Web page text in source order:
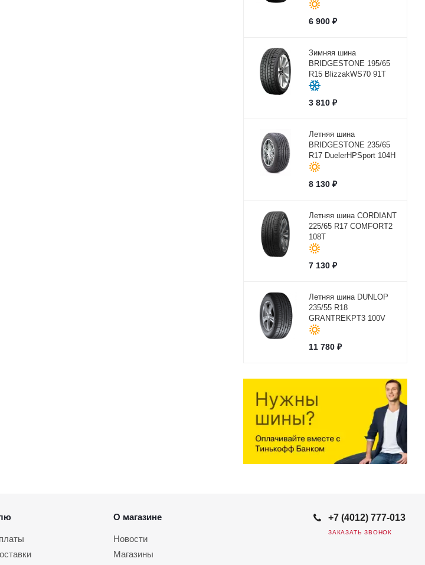
6 900₽
Зимняя шина
BRIDGESTONE 195/65
R15 BlizzakWS70 91T
3 810₽
Летняя шина
BRIDGESTONE 235/65
R17 DuelerHPSport 104H
8 130₽
Летняя шина CORDIANT
225/65 R17 COMFORT2
108T
7 130₽
Летняя шина DUNLOP
235/55 R18
GRANTREKPT3 100V
11 780₽
О магазине
Новости
Магазины
+7 (4012) 777-013
ЗАКАЗАТЬ ЗВОНОК